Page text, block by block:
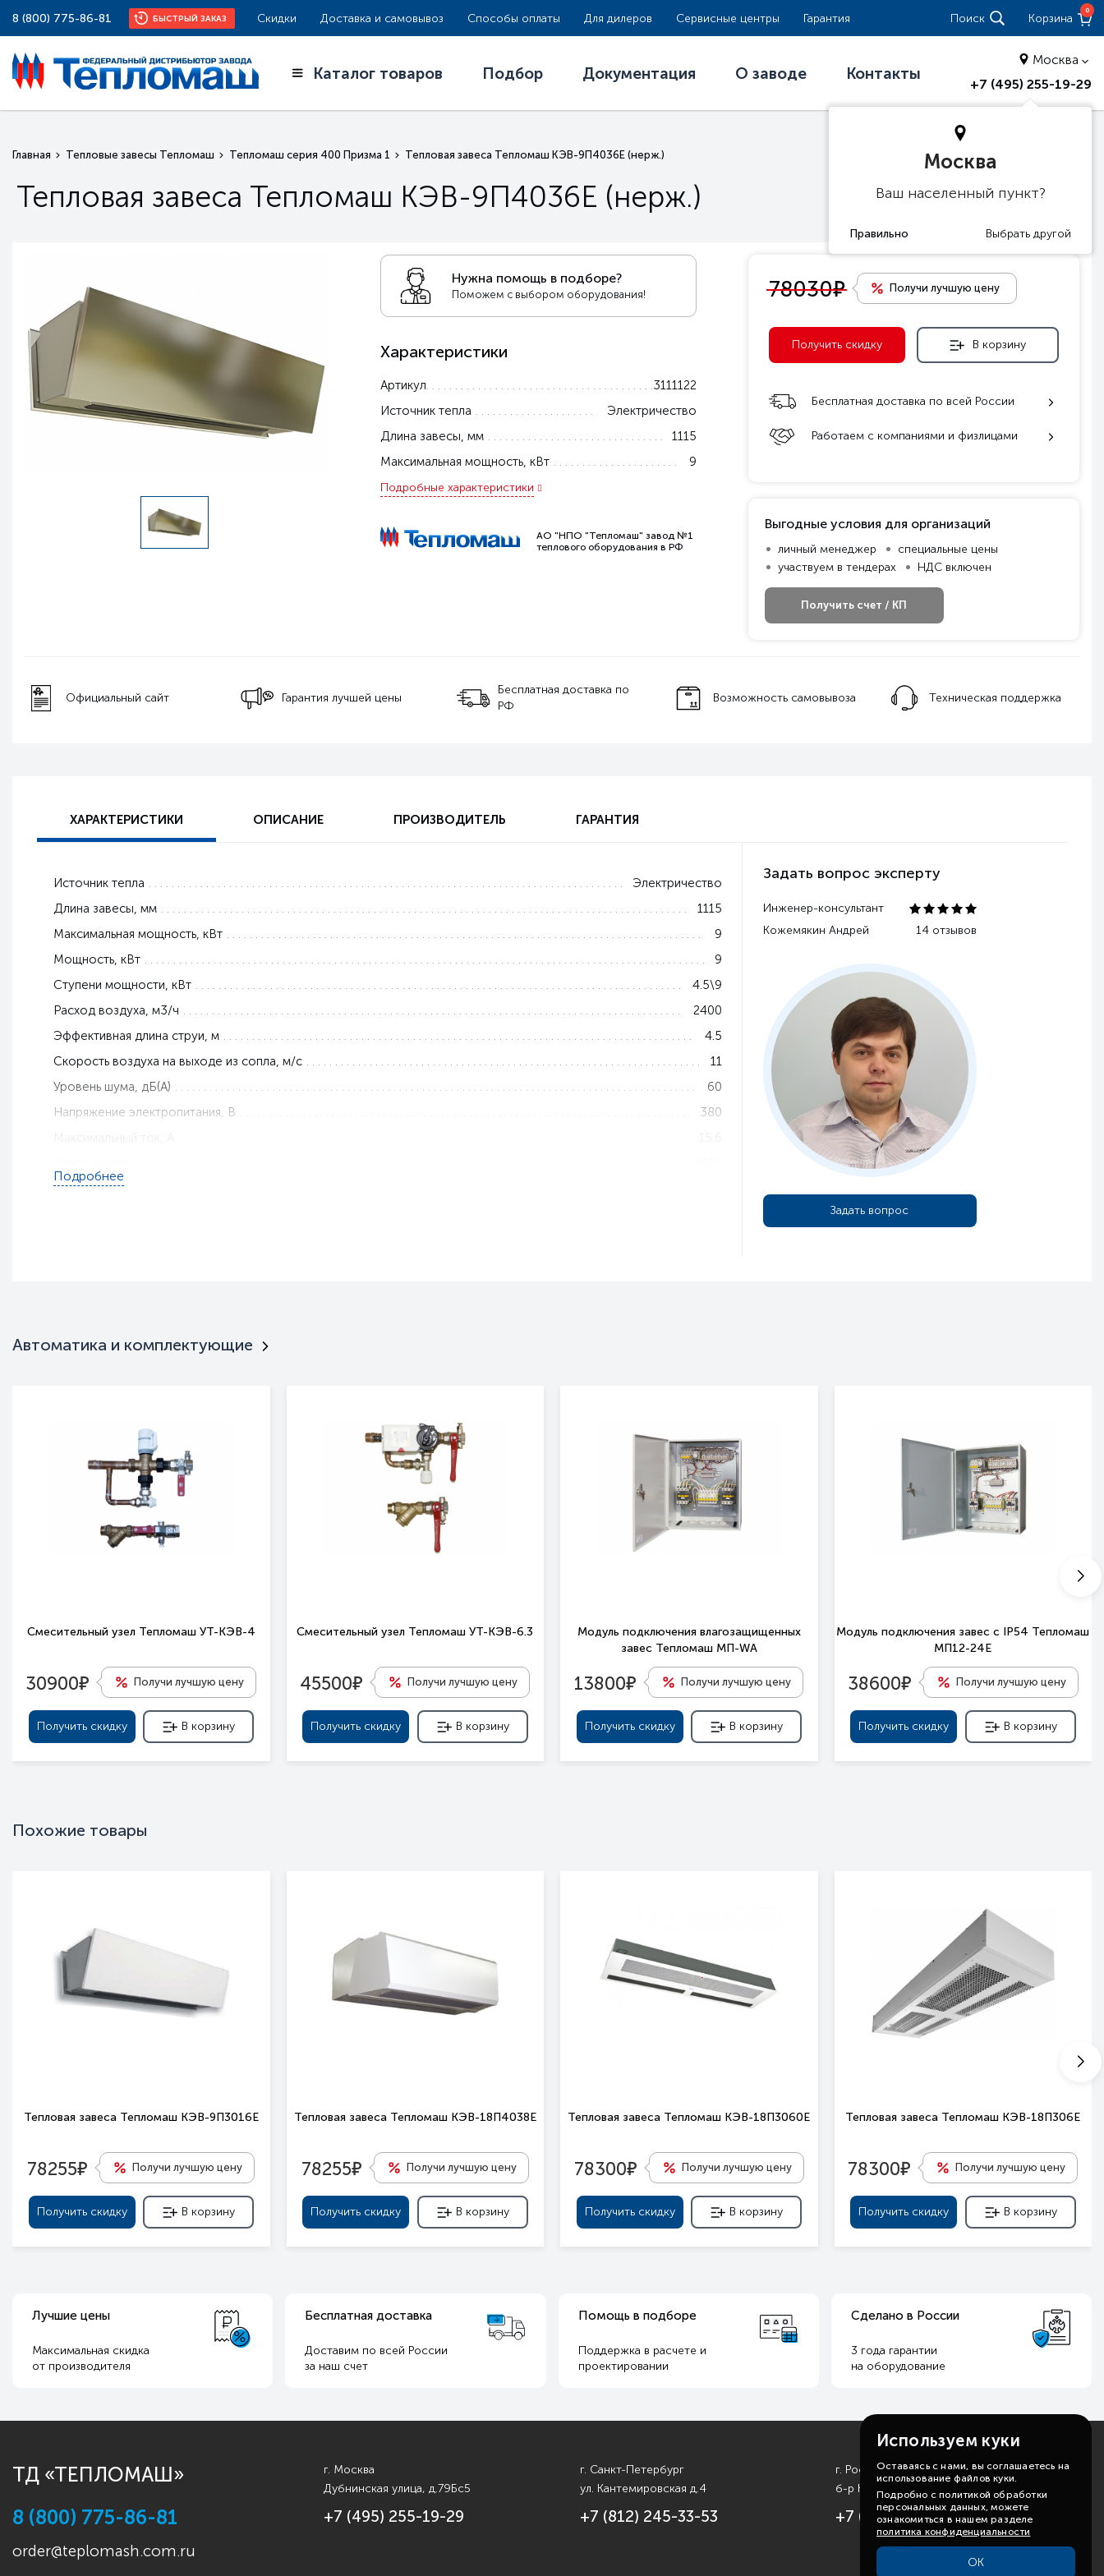
8 (800) 775-86-81 БЫСТРЫЙ ЗАКАЗ Скидки Доставка и самовывоз Способы оплаты Для дилеров Сервисные центры Гарантия Поиск Корзина
0
Каталог товаров Подбор Документация О заводе Контакты
+7 (495) 255-19-29
Москва
Москва
Ваш населенный пункт?
Главная Тепловые завесы Тепломаш Тепломаш серия 400 Призма 1 Тепловая завеса Тепломаш КЭВ-9П4036E (нерж.)
Тепловая завеса Тепломаш КЭВ-9П4036E (нерж.)
Нужна помощь в подборе?
Поможем с выбором оборудования!
Характеристики
Артикул
3111122
Источник тепла
Электричество
Длина завесы, мм
1115
Максимальная мощность, кВт
9
Подробные характеристики
АО "НПО "Тепломаш" завод №1
теплового оборудования в РФ
78030е Получи лучшую цену
Получить скидку В корзину
Бесплатная доставка по всей России
Работаем с компаниями и физлицами
Выгодные условия для организаций
личный менеджер
специальные цены
участвуем в тендерах
НДС включен
Получить счет / КП
Гарантия лучшей цены
РФ
Возможность самовывоза Техническая поддержка Гарантия качества
ХАРАКТЕРИСТИКИ ОПИСАНИЕ ПРОИЗВОДИТЕЛЬ ГАРАНТИЯ
Задать вопрос эксперту
Инженер-консультант
Кожемякин Андрей
14 отзывов
Задать вопрос
Источник тепла
Электричество
Длина завесы, мм
1115
Максимальная мощность, кВт
9
Мощность, кВт
9
Ступени мощности, кВт
4.5\9
Расход воздуха, м3/ч
2400
Эффективная длина струи, м
4.5
Скорость воздуха на выходе из сопла, м/с
11
Уровень шума, дБ(А)
60
Напряжение электропитания, В
380
Тип установки
Нержавейка
Полное наименование
Тепловая завеса Тепломаш КЭВ-9П4036Е (нерж.)
Подробнее
Автоматика и комплектующие
Смесительный узел Тепломаш УТ-КЭВ-4
30900е Получи лучшую цену
Получить скидку В корзину
Смесительный узел Тепломаш УТ-КЭВ-6.3
45500е Получи лучшую цену
Получить скидку В корзину
Модуль подключения влагозащищенных
завес Тепломаш МП-WA
13800е Получи лучшую цену
Получить скидку В корзину
Модуль подключения завес c IP54 Тепломаш
МП12-24Е
38600е Получи лучшую цену
Получить скидку В корзину
Похожие товары
Тепловая завеса Тепломаш КЭВ-9П3016Е
78255е Получи лучшую цену
Получить скидку В корзину
Тепловая завеса Тепломаш КЭВ-18П4038Е
78255е Получи лучшую цену
Получить скидку В корзину
Тепловая завеса Тепломаш КЭВ-18П3060Е
78300е Получи лучшую цену
Получить скидку В корзину
Тепловая завеса Тепломаш КЭВ-18П306Е
78300е Получи лучшую цену
Получить скидку В корзину
Лучшие цены
Максимальная скидка
от производителя
Бесплатная доставка
Доставим по всей России
за наш счет
Помощь в подборе
Поддержка в расчете и
проектировании
Сделано в России
3 года гарантии
на оборудование
ТД «ТЕПЛОМАШ»
8 (800) 775-86-81
order@teplomash.com.ru
г. Москва
Дубнинская улица, д.79Бс5
+7 (495) 255-19-29
г. Санкт-Петербург
ул. Кантемировская д.4
+7 (812) 245-33-53
г. Ростов-на-Дону
б-р Комарова, д. 11
+7 (863) 310-99-19
Используем куки
Оставаясь с нами, вы соглашаетесь на
использование файлов куки.
Подробно с политикой обработки
персональных данных, можете
ознакомиться в нашем разделе
политика конфиденциальности
ОК